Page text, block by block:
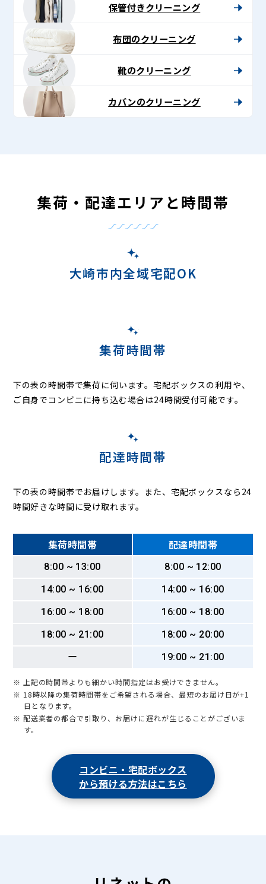
保管付きクリーニング
布団のクリーニング
靴のクリーニング
カバンのクリーニング
集荷・配達エリアと時間帯
大崎市内全域宅配OK
集荷時間帯
下の表の時間帯で集荷に伺います。宅配ボックスの利用や、
ご自身でコンビニに持ち込む場合は24時間受付可能です。
配達時間帯
下の表の時間帯でお届けします。また、宅配ボックスなら24
時間好きな時間に受け取れます。
集荷時間帯 配達時間帯
8:00 ~ 13:00
8:00 ~ 12:00
14:00 ~ 16:00
14:00 ~ 16:00
16:00 ~ 18:00
16:00 ~ 18:00
18:00 ~ 21:00
18:00 ~ 20:00
ー
19:00 ~ 21:00
※ 上記の時間帯よりも細かい時間指定はお受けできません。
※ 18時以降の集荷時間帯をご希望される場合、最短のお届け日が+1
日となります。
※ 配送業者の都合で引取り、お届けに遅れが生じることがございま
す。
コンビニ・宅配ボックス
から預ける方法はこちら